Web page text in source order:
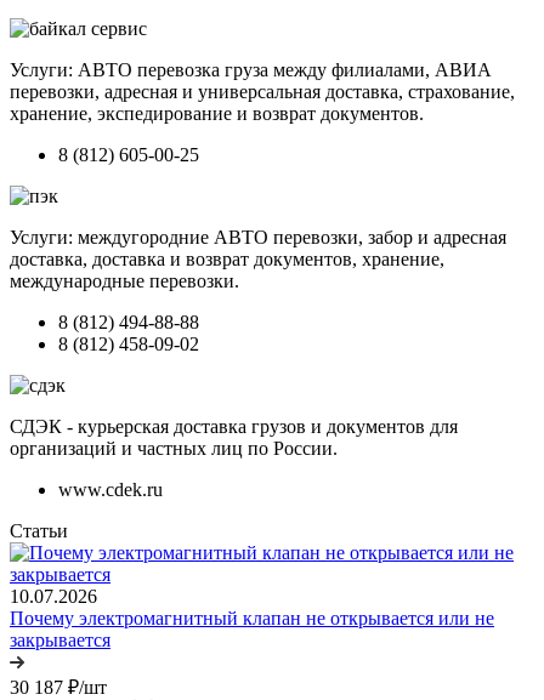
Услуги: АВТО перевозка груза между филиалами, АВИА
перевозки, адресная и универсальная доставка, страхование,
хранение, экспедирование и возврат документов.
8 (812) 605-00-25
Услуги: междугородние АВТО перевозки, забор и адресная
доставка, доставка и возврат документов, хранение,
международные перевозки.
8 (812) 494-88-88
8 (812) 458-09-02
СДЭК - курьерская доставка грузов и документов для
организаций и частных лиц по России.
www.cdek.ru
Статьи
10.07.2026
Почему электромагнитный клапан не открывается или не
закрывается
30 187 ₽/шт